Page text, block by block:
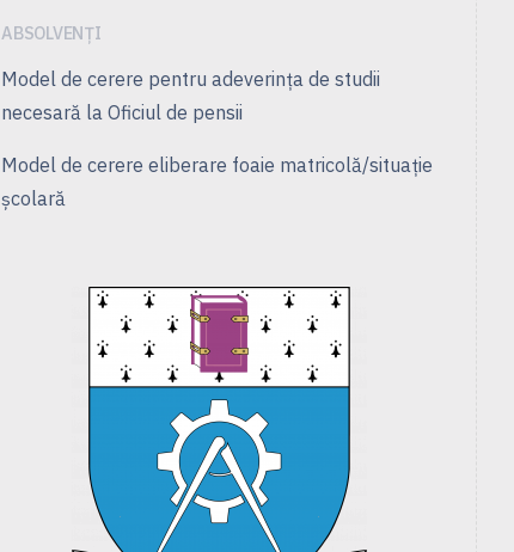
ABSOLVENȚI
Model de cerere pentru adeverința de studii
necesară la Oficiul de pensii
Model de cerere eliberare foaie matricolă/situație
școlară